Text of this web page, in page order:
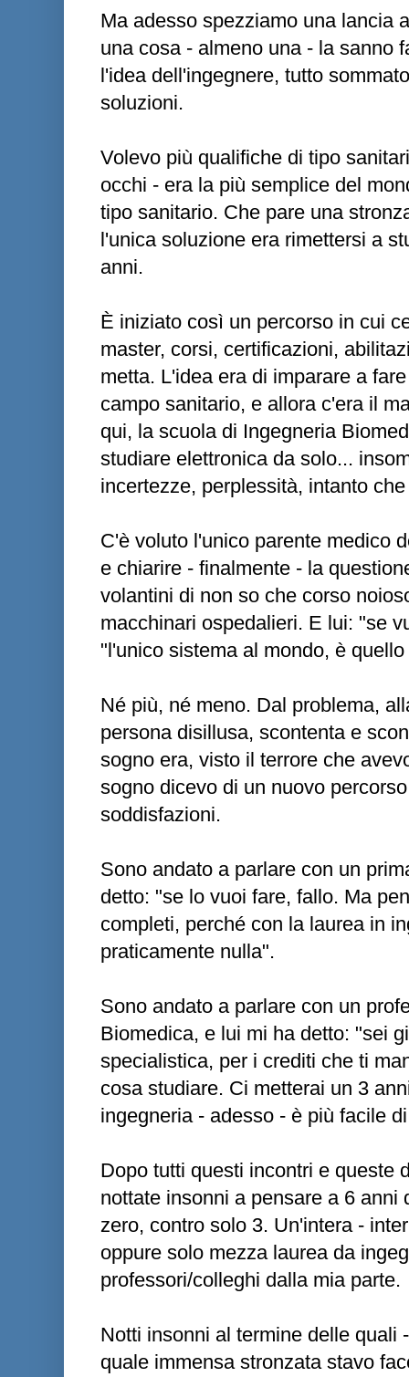
Ma adesso spezziamo una lancia
una cosa - almeno una - la sanno
l'idea dell'ingegnere, tutto
soluzioni.
Volevo più qualifiche di tipo
occhi - era la più semplice del
tipo sanitario. Che pare una
l'unica soluzione era rimettersi a
anni.
È iniziato così un percorso in cui
master, corsi, certificazioni,
metta. L'idea era di imparare a
campo sanitario, e allora c'era il
qui, la scuola di Ingegneria
studiare elettronica da solo...
incertezze, perplessità, intanto
C'è voluto l'unico parente medico
e chiarire - finalmente - la
volantini di non so che corso
macchinari ospedalieri. E lui: "se
"l'unico sistema al mondo, è
Né più, né meno. Dal problema,
persona disillusa, scontenta e
sogno era, visto il terrore che
sogno dicevo di un nuovo
soddisfazioni.
Sono andato a parlare con un
detto: "se lo vuoi fare, fallo. Ma
completi, perché con la laurea in
praticamente nulla".
Sono andato a parlare con un
Biomedica, e lui mi ha detto: "sei
specialistica, per i crediti che ti
cosa studiare. Ci metterai un 3
ingegneria - adesso - è più facile
Dopo tutti questi incontri e queste
nottate insonni a pensare a 6 anni
zero, contro solo 3. Un'intera -
oppure solo mezza laurea da
professori/colleghi dalla mia parte.
Notti insonni al termine delle quali
quale immensa stronzata stavo